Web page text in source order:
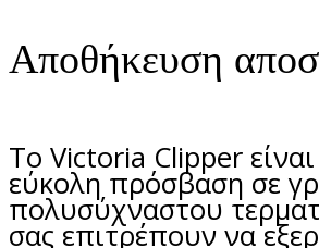
Αποθήκευση
Το Victoria Clipper
εύκολη πρόσβαση σε
πολυσύχναστου
σας επιτρέπουν να